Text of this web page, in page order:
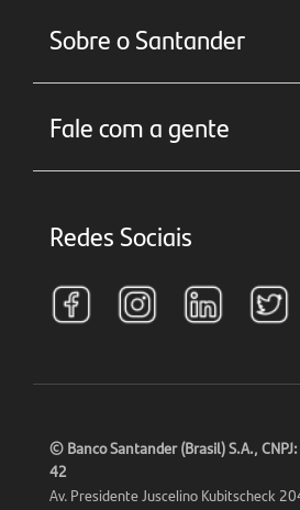
Sobre o Santander
Fale com a gente
Redes Sociais
© Banco Santander (Brasil) S.A.,
42
Av. Presidente Juscelino Kubitscheck